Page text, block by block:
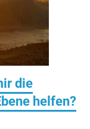
die
helfen?